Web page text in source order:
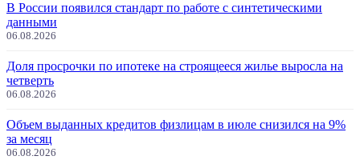
В России появился стандарт по работе с синтетическими
данными
06.08.2026
Доля просрочки по ипотеке на строящееся жилье выросла на
четверть
06.08.2026
Объем выданных кредитов физлицам в июле снизился на 9%
за месяц
06.08.2026